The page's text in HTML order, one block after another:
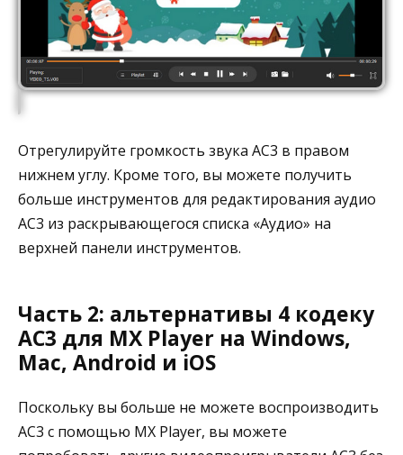
Отрегулируйте громкость звука AC3 в правом
нижнем углу. Кроме того, вы можете получить
больше инструментов для редактирования аудио
AC3 из раскрывающегося списка «Аудио» на
верхней панели инструментов.
Часть 2: альтернативы 4 кодеку
AC3 для MX Player на Windows,
Mac, Android и iOS
Поскольку вы больше не можете воспроизводить
AC3 с помощью MX Player, вы можете